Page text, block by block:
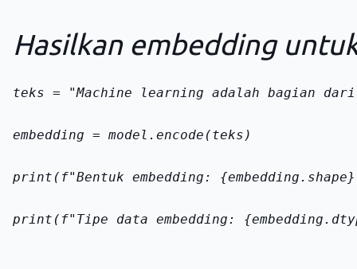
Hasilkan embedding
teks = "Machine learning adalah bagian
embedding = model.encode(teks)
print(f"Bentuk embedding:
print(f"Tipe data embedding: